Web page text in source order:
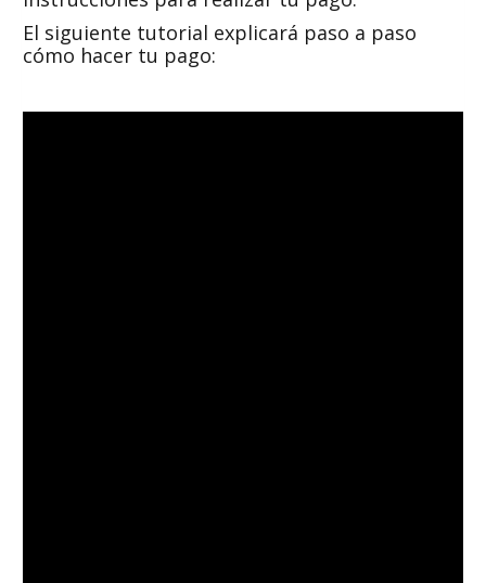
El siguiente tutorial explicará paso a paso
cómo hacer tu pago: